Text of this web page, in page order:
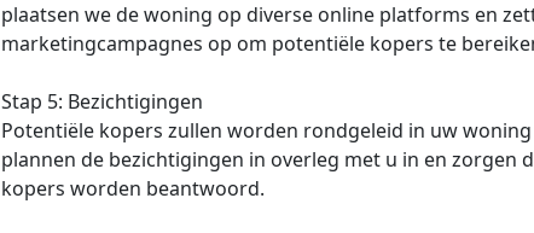
plaatsen we de woning op diverse online platforms en
marketingcampagnes op om potentiële kopers te
Stap 5: Bezichtigingen
Potentiële kopers zullen worden rondgeleid in uw
plannen de bezichtigingen in overleg met u in en zorgen
kopers worden beantwoord.